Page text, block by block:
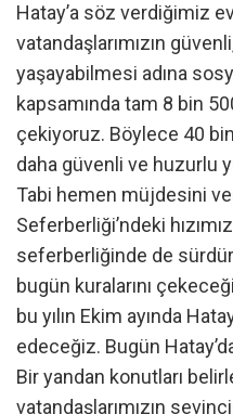
Hatay’a söz verdiğimiz
vatandaşlarımızın
yaşayabilmesi adına
kapsamında tam 8 bin
çekiyoruz. Böylece 40
daha güvenli ve huzurlu
Tabi hemen müjdesini
Seferberliği’ndeki
seferberliğinde de
bugün kuralarını
bu yılın Ekim ayında
edeceğiz. Bugün
Bir yandan konutları
vatandaşlarımızın